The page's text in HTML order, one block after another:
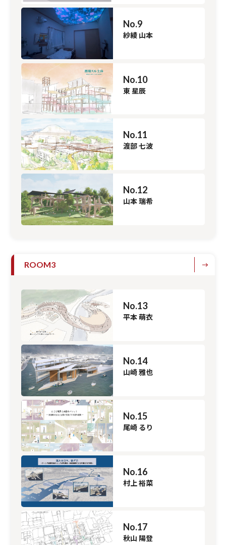
No.9
紗綾 山本
No.10
東 星辰
No.11
渡部 七波
No.12
山本 瑞希
ROOM3
No.13
平本 萌衣
No.14
山崎 雅也
No.15
尾崎 るり
No.16
村上 裕菜
No.17
秋山 陽登